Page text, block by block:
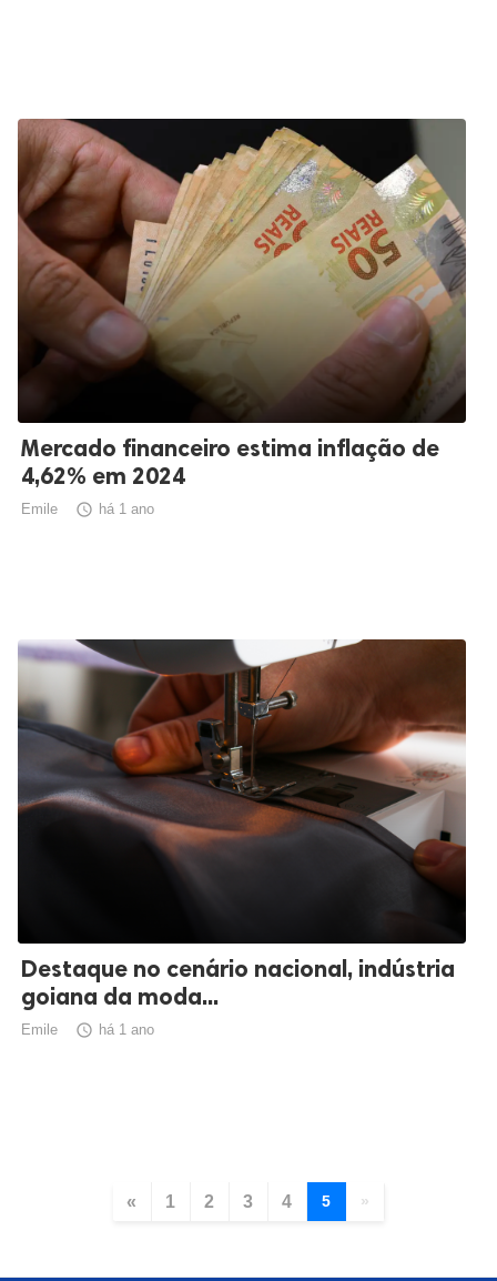
Mercado financeiro estima inflação de
4,62% em 2024
Emile  há 1 ano
Destaque no cenário nacional, indústria
goiana da moda...
Emile  há 1 ano
« 1 2 3 4 5 »